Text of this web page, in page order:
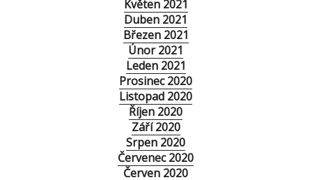
Květen 2021
Duben 2021
Březen 2021
Únor 2021
Leden 2021
Prosinec 2020
Listopad 2020
Říjen 2020
Září 2020
Srpen 2020
Červenec 2020
Červen 2020